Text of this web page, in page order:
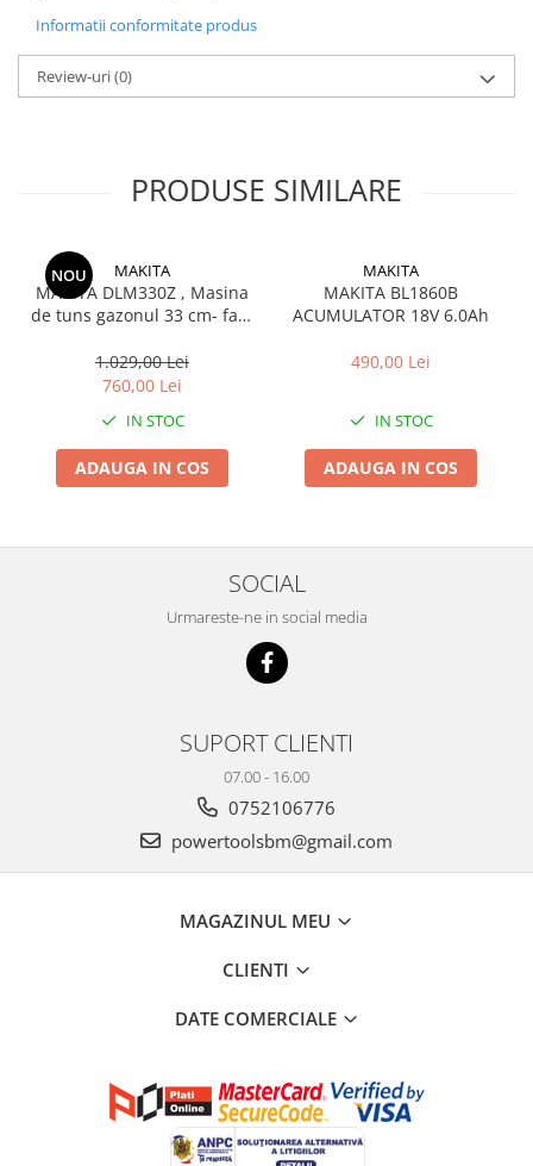
Informatii conformitate produs
Review-uri(0)
PRODUSE SIMILARE
NOU MAKITA
MAKITA DLM330Z , Masina
de tuns gazonul 33 cm- fara
1.029,00 Lei
760,00 Lei
IN STOC
ADAUGA IN COS
MAKITA
MAKITA BL1860B
ACUMULATOR 18V 6.0Ah
490,00 Lei
IN STOC
ADAUGA IN COS
SOCIAL
Urmareste-ne in social media
SUPORT CLIENTI
07.00 - 16.00
0752106776
powertoolsbm@gmail.com
MAGAZINUL MEU
CLIENTI
DATE COMERCIALE